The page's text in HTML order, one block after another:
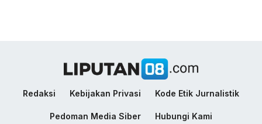
Redaksi Kebijakan Privasi Kode Etik Jurnalistik
Pedoman Media Siber Hubungi Kami